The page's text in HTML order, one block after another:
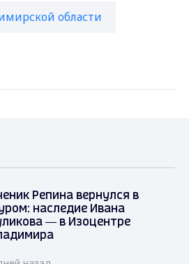
области
Репина вернулся в
наследие Ивана
— в Изоцентре